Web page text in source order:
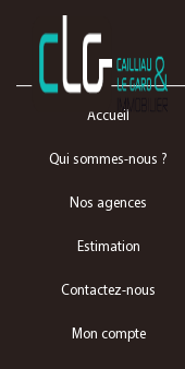
Accueil
Qui sommes-nous ?
Nos agences
Estimation
Contactez-nous
Mon compte